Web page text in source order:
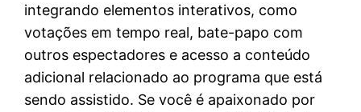
integrando elementos interativos, como
votações em tempo real, bate-papo com
outros espectadores e acesso a conteúdo
adicional relacionado ao programa que está
sendo assistido. Se você é apaixonado por